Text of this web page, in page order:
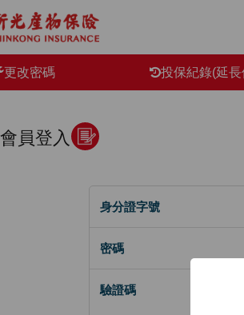
更改密碼 投保紀錄(延
員登入
身分證字號
密碼
驗證碼